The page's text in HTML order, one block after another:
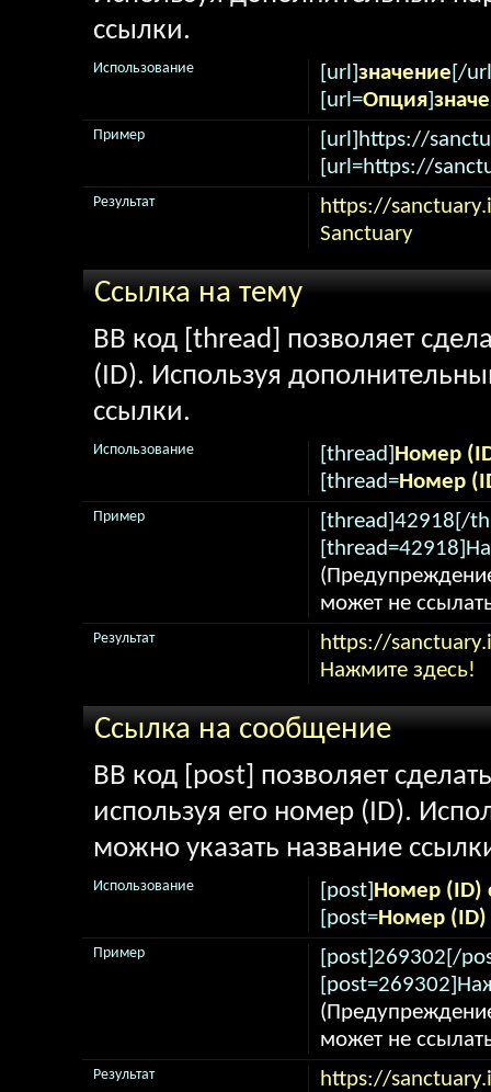
ссылки.
[url]значение[/
[url=Опция]
Использование
[url]https://
[url=https://
Пример
https://
Sanctuary
Результат
Ссылка на тему
BB код [thread] позволяет
(ID). Используя
ссылки.
[thread] Номер
[thread=Номер
Использование
[thread]42918[/
может не
Пример
https://
Нажмите здесь!
Результат
Ссылка на сообщение
BB код [post] позволяет
используя его номер (ID).
можно указать название
[post] Номер (ID)
[post=Номер (ID)
Использование
[post]269302[/
может не
Пример
https://
Результат